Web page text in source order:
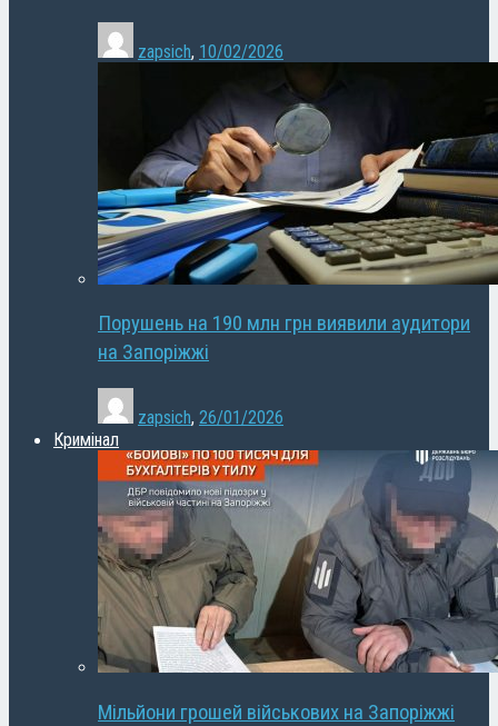
zapsich, 10/02/2026
Порушень на 190 млн грн виявили аудитори
на Запоріжжі
zapsich, 26/01/2026
Кримінал
Мільйони грошей військових на Запоріжжі